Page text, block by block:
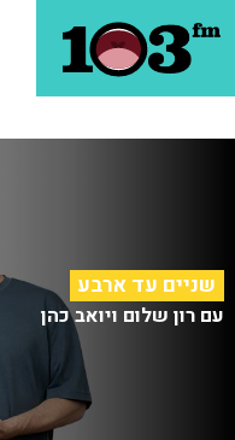
שניים עד ארבע
עם רון שלום ויואב כהן